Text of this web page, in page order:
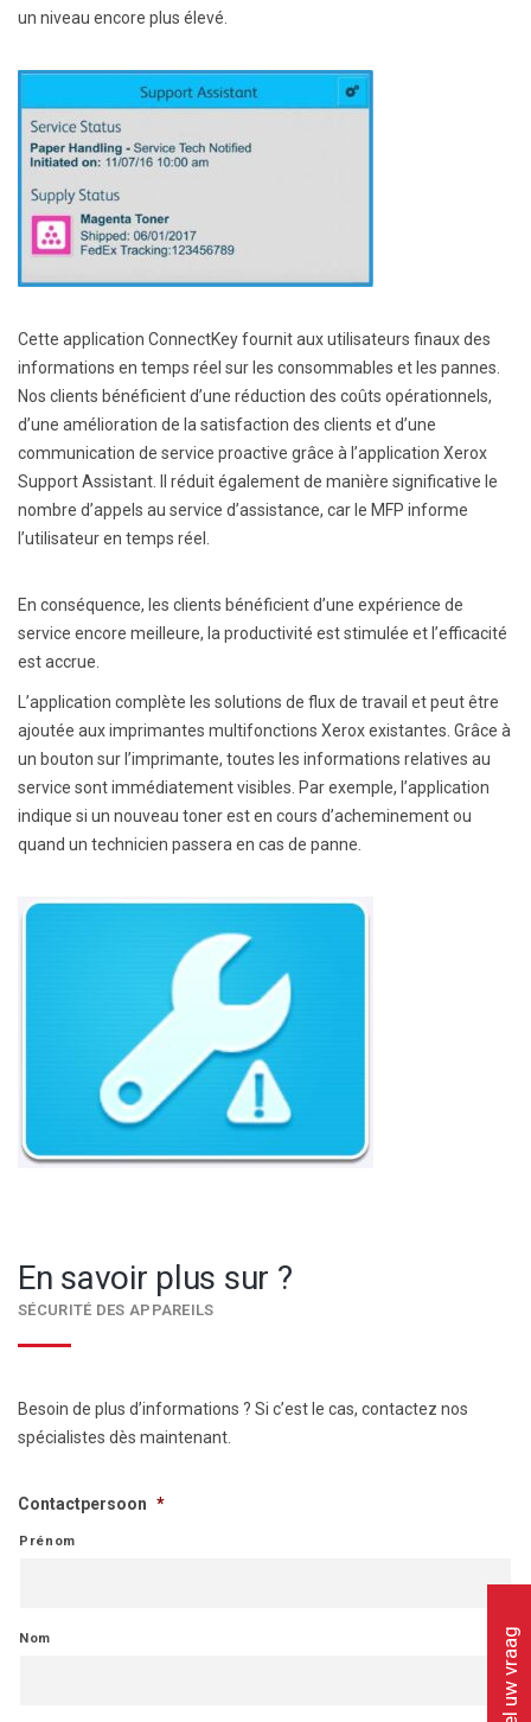
un niveau encore plus élevé.
Cette application ConnectKey fournit aux utilisateurs finaux des
informations en temps réel sur les consommables et les pannes.
Nos clients bénéficient d’une réduction des coûts opérationnels,
d’une amélioration de la satisfaction des clients et d’une
communication de service proactive grâce à l’application Xerox
Support Assistant. Il réduit également de manière significative le
nombre d’appels au service d’assistance, car le MFP informe
l’utilisateur en temps réel.
En conséquence, les clients bénéficient d’une expérience de
service encore meilleure, la productivité est stimulée et l’efficacité
est accrue.
L’application complète les solutions de flux de travail et peut être
ajoutée aux imprimantes multifonctions Xerox existantes. Grâce à
un bouton sur l’imprimante, toutes les informations relatives au
service sont immédiatement visibles. Par exemple, l’application
indique si un nouveau toner est en cours d’acheminement ou
quand un technicien passera en cas de panne.
En savoir plus sur ?
SÉCURITÉ DES APPAREILS
Besoin de plus d’informations ? Si c’est le cas, contactez nos
spécialistes dès maintenant.
Contactpersoon *
Prénom
Nom Stel uw vraag